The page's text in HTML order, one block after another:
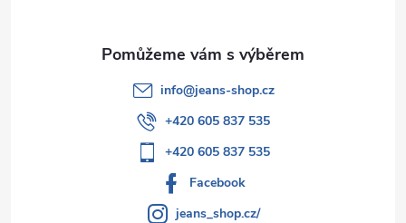
info@jeans-shop.cz
+420 605 837 535
+420 605 837 535
Facebook
jeans_shop.cz/